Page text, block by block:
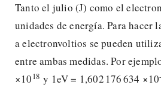
Tanto el julio (J) como el
unidades de energía. Para hacer
a electronvoltios se pueden
entre ambas medidas. Por
×1018 y 1eV = 1,602 176 634 ×10